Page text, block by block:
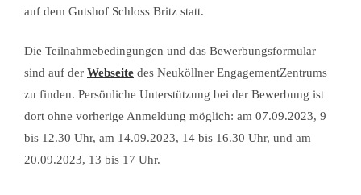
auf dem Gutshof Schloss Britz statt.
Die Teilnahmebedingungen und das Bewerbungsformular
sind auf der Webseite des Neuköllner EngagementZentrums
zu finden. Persönliche Unterstützung bei der Bewerbung ist
dort ohne vorherige Anmeldung möglich: am 07.09.2023, 9
bis 12.30 Uhr, am 14.09.2023, 14 bis 16.30 Uhr, und am
20.09.2023, 13 bis 17 Uhr.